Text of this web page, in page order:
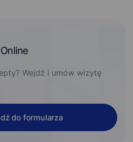
Wejdź i umów wizytę
do formularza